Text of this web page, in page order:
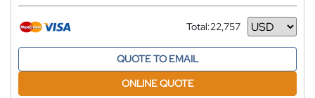
Total:22,757
Currency
QUOTE TO EMAIL
ONLINE QUOTE